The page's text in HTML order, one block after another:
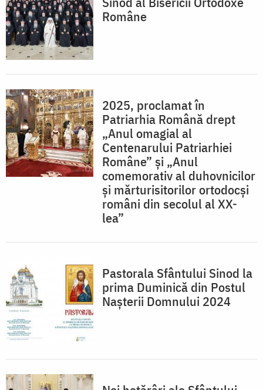
Române
2025, proclamat în
Patriarhia Română drept
„Anul omagial al
Centenarului Patriarhiei
Române” și „Anul
comemorativ al duhovnicilor
și mărturisitorilor ortodocși
români din secolul al XX-
lea”
Pastorala Sfântului Sinod la
prima Duminică din Postul
Nașterii Domnului 2024